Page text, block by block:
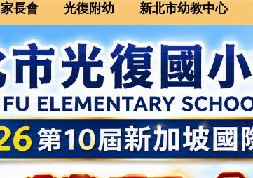
家長會 光復附幼 新北市幼教中心